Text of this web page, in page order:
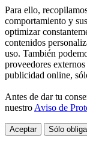
Para ello,
comportamiento y
optimizar
contenidos
uso. También
proveedores
publicidad online,
Antes de dar tu
nuestro Aviso de
Aceptar Sólo